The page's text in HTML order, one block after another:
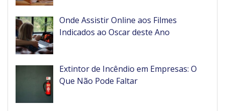
Onde Assistir Online aos Filmes
Indicados ao Oscar deste Ano
Extintor de Incêndio em Empresas: O
Que Não Pode Faltar